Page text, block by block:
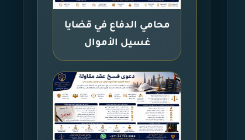
محامي الدفاع في قضايا
غسيل الأموال